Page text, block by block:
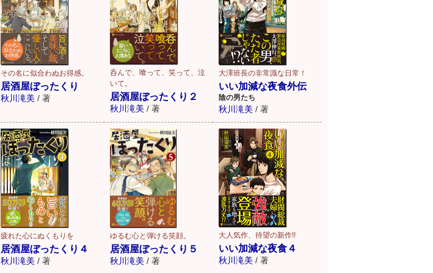
その名に似合わぬお得感。
居酒屋ぼったくり
秋川滝美 / 著
呑んで、喰って、笑って、泣
いて。
居酒屋ぼったくり２
秋川滝美 / 著
大澤班長の非常識な日常！
いい加減な夜食外伝
陰の男たち
秋川滝美 / 著
疲れた心にぬくもりを
居酒屋ぼったくり４
秋川滝美 / 著
ゆるむ心と弾ける笑顔。
居酒屋ぼったくり５
秋川滝美 / 著
大人気作、待望の新作!!
いい加減な夜食４
秋川滝美 / 著